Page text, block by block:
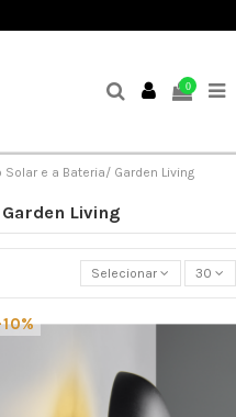
0
Solar e a Bateria/ Garden Living
Living
Selecionar 30